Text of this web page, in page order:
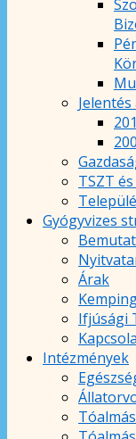
TSZT
Gyógyvizes
Árak
Ifjúsági
Intézmények